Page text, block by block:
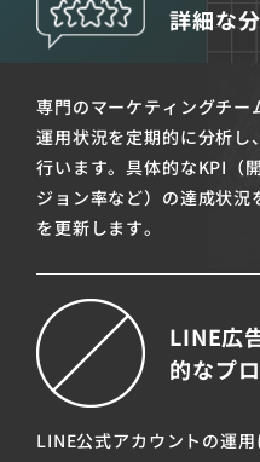
詳細な
専門のマーケティングチー
運用状況を定期的に分析し
行います。具体的なKPI（
ジョン率など）の達成状
を更新します。
LINE広
的なプ
LINE公式アカウントの運